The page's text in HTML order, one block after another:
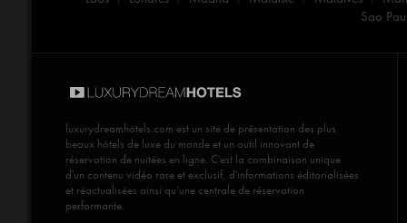
Sao
luxurydreamhotels.com est un site de présentation des plus
beaux hôtels de luxe du monde et un outil innovant de
réservation de nuitées en ligne. C'est la combinaison unique
d'un contenu vidéo rare et exclusif, d'informations éditorialisées
et réactualisées ainsi qu’une centrale de réservation
performante.